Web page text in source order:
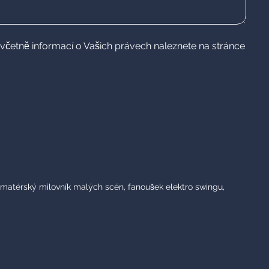
informací o Vašich právech naleznete na stránce
milovník malých scén, fanoušek elektro swingu,